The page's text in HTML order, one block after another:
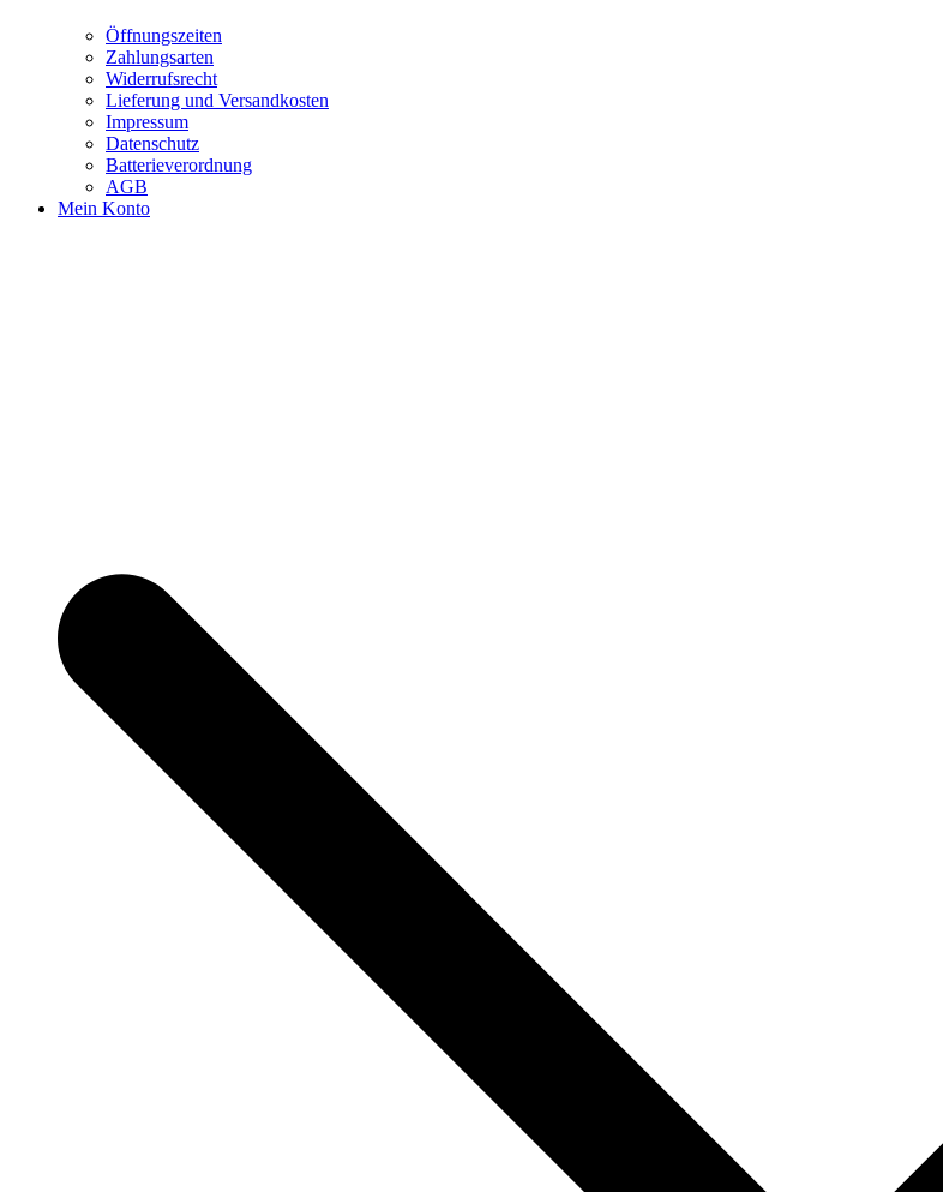
Öffnungszeiten
Zahlungsarten
Widerrufsrecht
Lieferung und Versandkosten
Impressum
Datenschutz
Batterieverordnung
AGB
Mein Konto